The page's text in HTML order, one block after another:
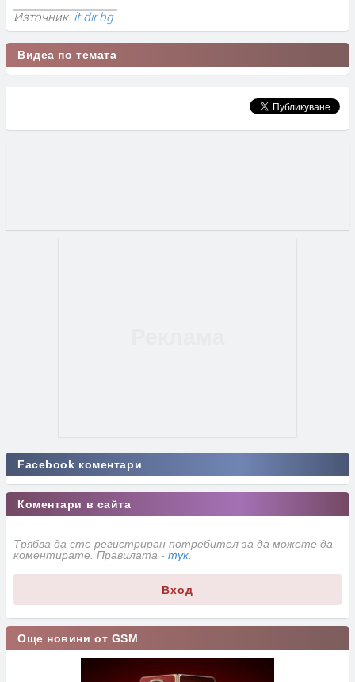
Източник:it.dir.bg
Видеа по темата
Facebook коментари
Коментари в сайта
Трябва да сте регистриран потребител за да можете да
коментирате. Правилата - тук
Вход
Още новини от GSM